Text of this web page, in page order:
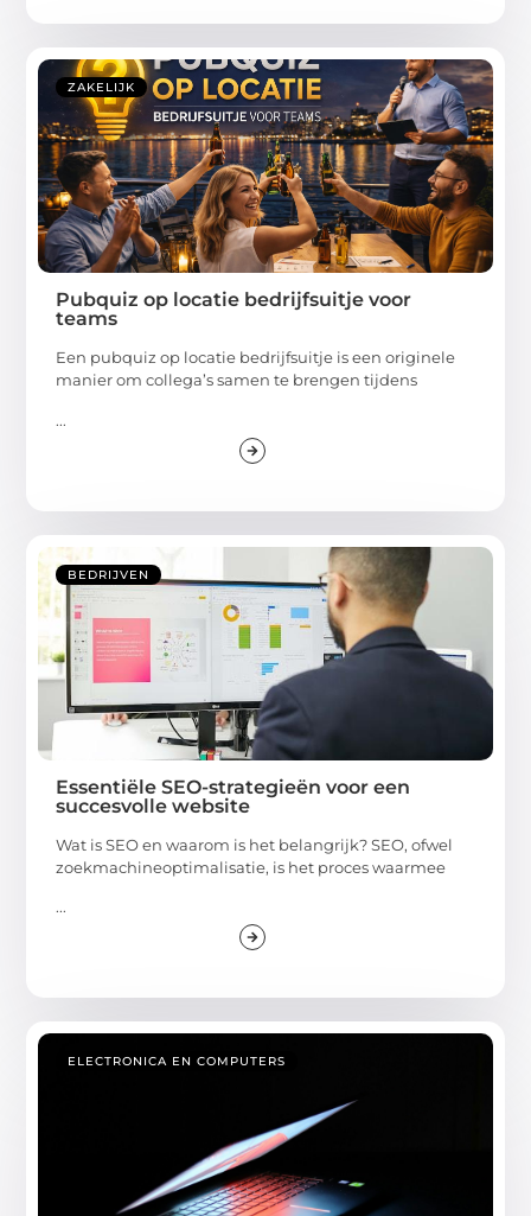
ZAKELIJK
Pubquiz op locatie bedrijfsuitje voor
teams
Een pubquiz op locatie bedrijfsuitje is een originele
manier om collega’s samen te brengen tijdens
...
BEDRIJVEN
Essentiële SEO-strategieën voor een
succesvolle website
Wat is SEO en waarom is het belangrijk? SEO, ofwel
zoekmachineoptimalisatie, is het proces waarmee
...
ELECTRONICA EN COMPUTERS